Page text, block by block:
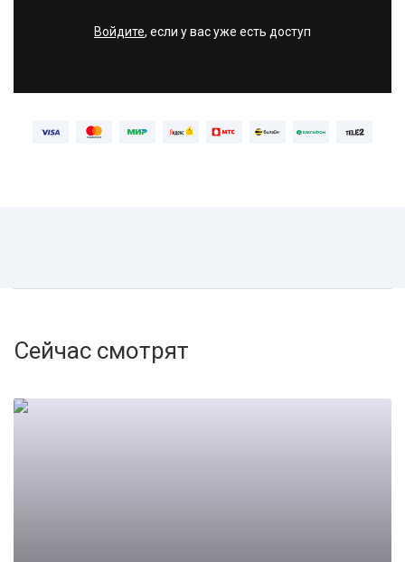
Войдите, если у вас уже есть доступ
Сейчас смотрят